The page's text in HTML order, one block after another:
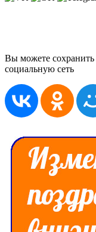
Вы можете
социальную сеть